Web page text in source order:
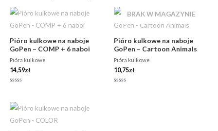
Pióro kulkowe na naboje
GoPen – COMP + 6 naboi
Pióra kulkowe
14,59zł
5
BRAK W MAGAZYNIE
Pióro kulkowe na naboje
GoPen – Cartoon Animals
Pióra kulkowe
10,75zł